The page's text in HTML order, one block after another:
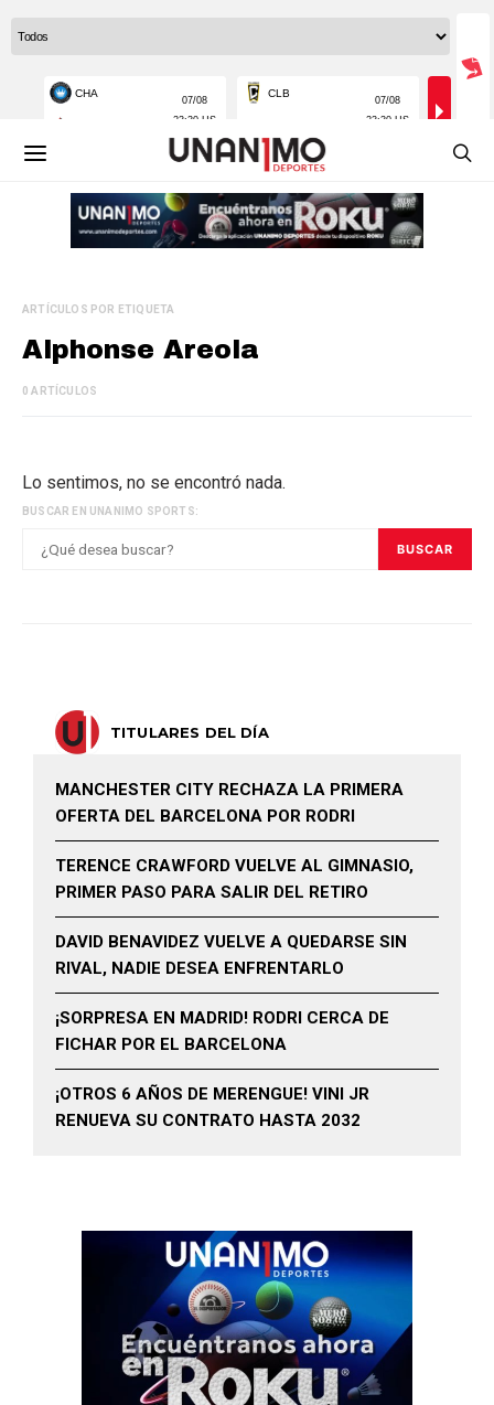
ARTÍCULOS POR ETIQUETA
Alphonse Areola
0 ARTÍCULOS
Lo sentimos, no se encontró nada.
BUSCAR EN UNANIMO SPORTS:
BUSCAR
TITULARES DEL DÍA
MANCHESTER CITY RECHAZA LA PRIMERA
OFERTA DEL BARCELONA POR RODRI
TERENCE CRAWFORD VUELVE AL GIMNASIO,
PRIMER PASO PARA SALIR DEL RETIRO
DAVID BENAVIDEZ VUELVE A QUEDARSE SIN
RIVAL, NADIE DESEA ENFRENTARLO
¡SORPRESA EN MADRID! RODRI CERCA DE
FICHAR POR EL BARCELONA
¡OTROS 6 AÑOS DE MERENGUE! VINI JR
RENUEVA SU CONTRATO HASTA 2032